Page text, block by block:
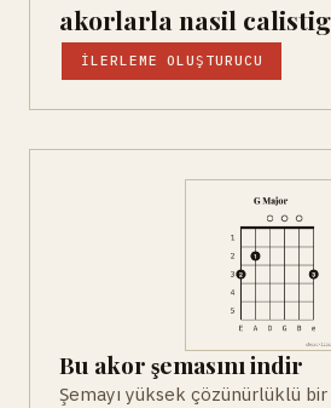
akorlarla nasil
İLERLEME OLUŞTURUCU
Bu akor şemasını indir
Şemayı yüksek çözünürlüklü